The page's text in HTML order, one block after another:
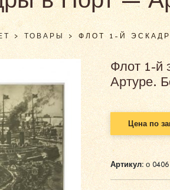
>ТОВАРЫ> ФЛОТ 1-Й
Флот 1-й
Артуре.
Цена по
Артикул:о 0406